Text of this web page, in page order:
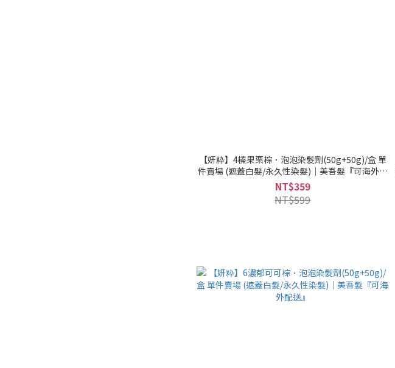
【妍粋】4榛果栗棕．泡泡染髮劑(50g+50g)/盒 單
件賣場 (遮蓋白髮/永久性染髮)｜美吾髮『可海外配
送』
NT$359
NT$599